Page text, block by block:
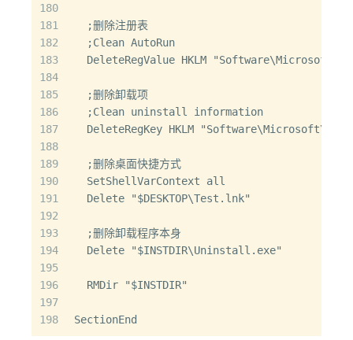
180
181
182
183
184
185
186
187
188
189
190
191
192
193
194
195
196
197
198
  ;删除注册表
  ;Clean AutoRun
DeleteRegValue HKLM
  ;删除卸载项
  ;Clean uninstall information
DeleteRegKey HKLM
  ;删除桌面快捷方式
  SetShellVarContext all
  Delete "$DESKTOP\Test.lnk"
  ;删除卸载程序本身
  Delete "$INSTDIR\Uninstall.exe"
  RMDir "$INSTDIR"
SectionEnd